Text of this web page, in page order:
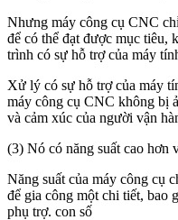
Nhưng máy công cụ CNC
để có thể đạt được mục tiêu,
trình có sự hỗ trợ của máy
Xử lý có sự hỗ trợ của máy
máy công cụ CNC không bị
và cảm xúc của người vận
(3) Nó có năng suất cao hơn
Năng suất của máy công cụ
để gia công một chi tiết, bao
phụ trợ. con số